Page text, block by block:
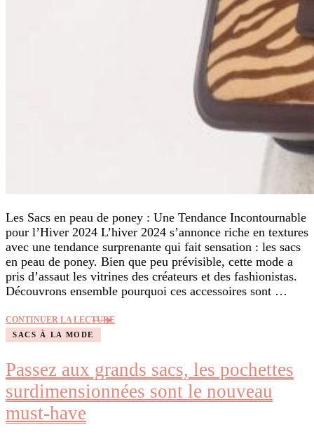
Les Sacs en peau de poney : Une Tendance Incontournable
pour l’Hiver 2024 L’hiver 2024 s’annonce riche en textures
avec une tendance surprenante qui fait sensation : les sacs
en peau de poney. Bien que peu prévisible, cette mode a
pris d’assaut les vitrines des créateurs et des fashionistas.
Découvrons ensemble pourquoi ces accessoires sont …
CONTINUER LA LECTURE
SACS À LA MODE
Passez aux grands sacs, les pochettes
surdimensionnées sont le nouveau
must-have